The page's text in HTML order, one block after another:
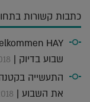
כתבות קשורות
שבוע בדיוק |
התעשייה
את השבוע |